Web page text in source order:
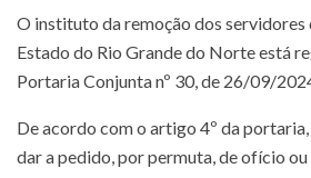
O instituto da remoção dos
Estado do Rio Grande do Norte está
Portaria Conjunta nº 30, de 26/09/
De acordo com o artigo 4º da
dar a pedido, por permuta, de ofício